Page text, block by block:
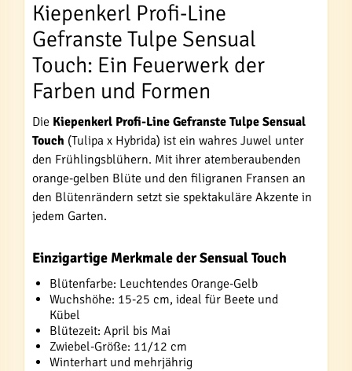
Kiepenkerl Profi-Line
Gefranste Tulpe Sensual
Touch: Ein Feuerwerk der
Farben und Formen
Die Kiepenkerl Profi-Line Gefranste Tulpe Sensual
Touch (Tulipa x Hybrida) ist ein wahres Juwel unter
den Frühlingsblühern. Mit ihrer atemberaubenden
orange-gelben Blüte und den filigranen Fransen an
den Blütenrändern setzt sie spektakuläre Akzente in
jedem Garten.
Einzigartige Merkmale der Sensual Touch
Blütenfarbe: Leuchtendes Orange-Gelb
Wuchshöhe: 15-25 cm, ideal für Beete und
Kübel
Blütezeit: April bis Mai
Zwiebel-Größe: 11/12 cm
Winterhart und mehrjährig